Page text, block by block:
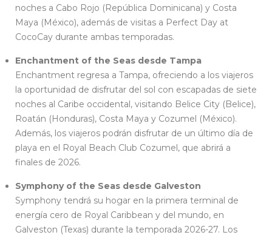
noches a Cabo Rojo (República Dominicana) y Costa
Maya (México), además de visitas a Perfect Day at
CocoCay durante ambas temporadas.
Enchantment of the Seas desde Tampa
Enchantment regresa a Tampa, ofreciendo a los viajeros
la oportunidad de disfrutar del sol con escapadas de siete
noches al Caribe occidental, visitando Belice City (Belice),
Roatán (Honduras), Costa Maya y Cozumel (México).
Además, los viajeros podrán disfrutar de un último día de
playa en el Royal Beach Club Cozumel, que abrirá a
finales de 2026.
Symphony of the Seas desde Galveston
Symphony tendrá su hogar en la primera terminal de
energía cero de Royal Caribbean y del mundo, en
Galveston (Texas) durante la temporada 2026-27. Los